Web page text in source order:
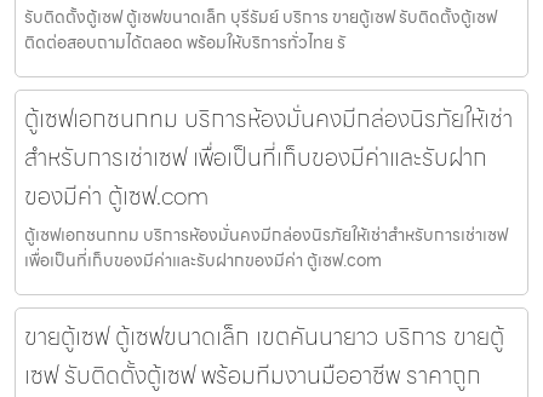
รับติดตั้งตู้เซฟ ตู้เซฟขนาดเล็ก บุรีรัมย์ บริการ ขายตู้เซฟ รับติดตั้งตู้เซฟ
ติดต่อสอบถามได้ตลอด พร้อมให้บริการทั่วไทย รั
ตู้เซฟเอกชนกทม บริการห้องมั่นคงมีกล่องนิรภัยให้เช่า
สำหรับการเช่าเซฟ เพื่อเป็นที่เก็บของมีค่าและรับฝาก
ของมีค่า ตู้เซฟ.com
ตู้เซฟเอกชนกทม บริการห้องมั่นคงมีกล่องนิรภัยให้เช่าสำหรับการเช่าเซฟ
เพื่อเป็นที่เก็บของมีค่าและรับฝากของมีค่า ตู้เซฟ.com
ขายตู้เซฟ ตู้เซฟขนาดเล็ก เขตคันนายาว บริการ ขายตู้
เซฟ รับติดตั้งตู้เซฟ พร้อมทีมงานมืออาชีพ ราคาถูก